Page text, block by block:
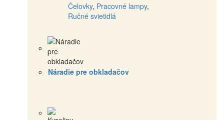
Čelovky, Pracovné lampy,
Ručné svietidlá
Náradie pre obkladačov